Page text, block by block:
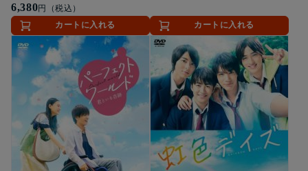
6,380円（税込）
カートに入れる
カートに入れる